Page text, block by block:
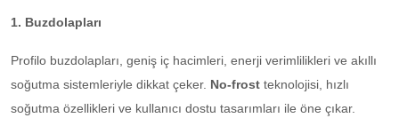
1. Buzdolapları
Profilo buzdolapları, geniş iç hacimleri, enerji verimlilikleri ve akıllı
soğutma sistemleriyle dikkat çeker. No-frost teknolojisi, hızlı
soğutma özellikleri ve kullanıcı dostu tasarımları ile öne çıkar.